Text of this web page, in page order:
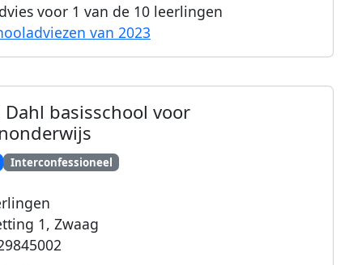
voor 1 van de 10 leerlingen
van 2023
Dahl basisschool voor
Interconfessioneel
1, Zwaag